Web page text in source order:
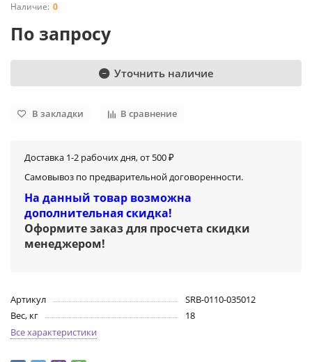
0
По запросу
Уточнить наличие
В закладки В сравнение
Доставка 1-2 рабочих дня, от 500 ₽
Самовывоз по предварительной договоренности.
На данный товар возможна
дополнительная скидка!
Оформите заказ для просчета скидки
менеджером!
Артикул
SRB-0110-035012
Вес, кг
18
Все характеристики